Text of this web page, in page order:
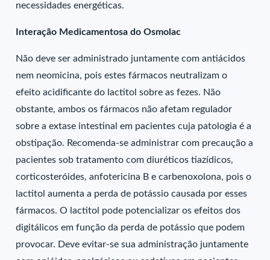
necessidades energéticas.
Interação Medicamentosa do Osmolac
Não deve ser administrado juntamente com antiácidos
nem neomicina, pois estes fármacos neutralizam o
efeito acidificante do lactitol sobre as fezes. Não
obstante, ambos os fármacos não afetam regulador
sobre a extase intestinal em pacientes cuja patologia é a
obstipação. Recomenda-se administrar com precaução a
pacientes sob tratamento com diuréticos tiazídicos,
corticosteróides, anfotericina B e carbenoxolona, pois o
lactitol aumenta a perda de potássio causada por esses
fármacos. O lactitol pode potencializar os efeitos dos
digitálicos em função da perda de potássio que podem
provocar. Deve evitar-se sua administração juntamente